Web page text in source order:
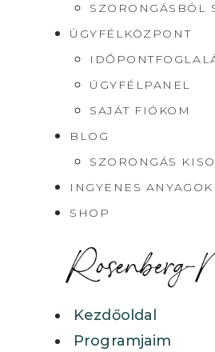
SZORONGÁSBÓL
ÜGYFÉLKÖZPONT
ÜGYFÉLPANEL
SAJÁT FIÓKOM
BLOG
SZORONGÁS
INGYENES ANYAGOK
SHOP
Kezdőoldal
Programjaim